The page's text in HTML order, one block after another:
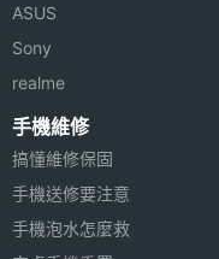
ASUS
Sony
realme
手機維修
搞懂維修保固
手機送修要注意
手機泡水怎麼救